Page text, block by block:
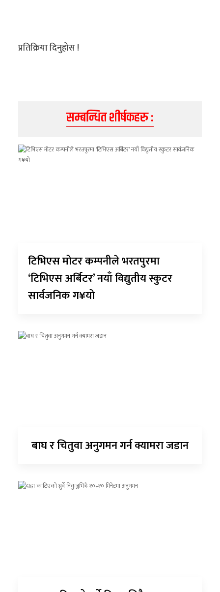
प्रतिक्रिया दिनुहोस !
सम्बन्धित शीर्षकहरु :
टिभिएस मोटर कम्पनीले भरतपुरमा
‘टिभिएस अर्बिटर’ नयाँ विद्युतीय स्कुटर
सार्वजनिक ग¥यो
बाघ र चितुवा अनुगमन गर्न क्यामरा जडान